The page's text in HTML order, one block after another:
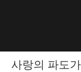
사랑의 파도